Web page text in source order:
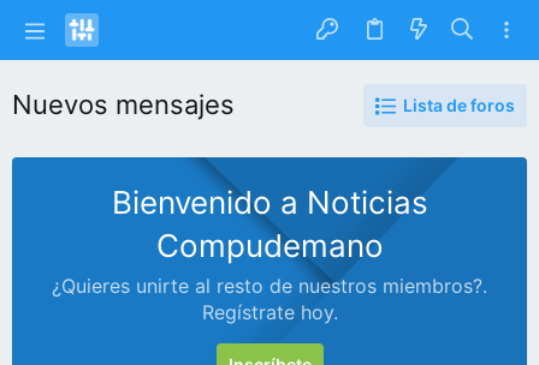
Nuevos mensajes Lista de foros
Bienvenido a Noticias
Compudemano
¿Quieres unirte al resto de nuestros miembros?.
Regístrate hoy.